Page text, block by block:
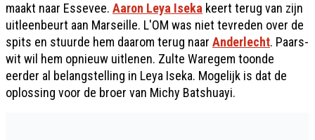
maakt naar Essevee. Aaron Leya Iseka keert terug van zijn
uitleenbeurt aan Marseille. L'OM was niet tevreden over de
spits en stuurde hem daarom terug naar Anderlecht. Paars-
wit wil hem opnieuw uitlenen. Zulte Waregem toonde
eerder al belangstelling in Leya Iseka. Mogelijk is dat de
oplossing voor de broer van Michy Batshuayi.